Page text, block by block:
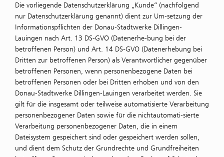
Die vorliegende Datenschutzerklärung „Kunde“ (nachfolgend
nur Datenschutzerklärung genannt) dient zur Um-setzung der
Informationspflichten der Donau-Stadtwerke Dillingen-
Lauingen nach Art. 13 DS-GVO (Datenerhe-bung bei der
betroffenen Person) und Art. 14 DS-GVO (Datenerhebung bei
Dritten zur betroffenen Person) als Verantwortlicher gegenüber
betroffenen Personen, wenn personenbezogene Daten bei
betroffenen Personen oder bei Dritten erhoben und von den
Donau-Stadtwerke Dillingen-Lauingen verarbeitet werden. Sie
gilt für die insgesamt oder teilweise automatisierte Verarbeitung
personenbezogener Daten sowie für die nichtautomati-sierte
Verarbeitung personenbezogener Daten, die in einem
Dateisystem gespeichert sind oder gespeichert werden sollen,
und dient dem Schutz der Grundrechte und Grundfreiheiten